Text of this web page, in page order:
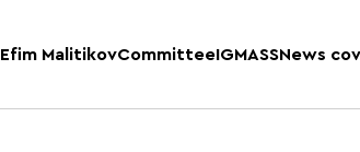
Efim MalitikovCommitteeIGMASSNews